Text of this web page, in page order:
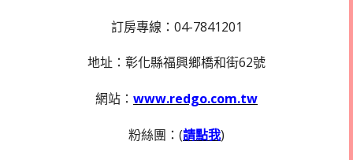
訂房專線：04-7841201
地址：彰化縣福興鄉橋和街62號
網站： www.redgo.com.tw
粉絲團：(請點我)